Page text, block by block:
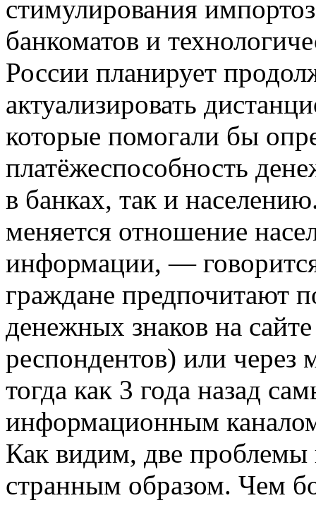
стимулирования
банкоматов и
России планирует
актуализировать
которые помогали бы
платёжеспособность
в банках, так и
меняется отношение
информации, —
граждане предпочитают
денежных знаков на
респондентов) или
тогда как 3 года назад
информационным
Как видим, две
странным образом. Чем